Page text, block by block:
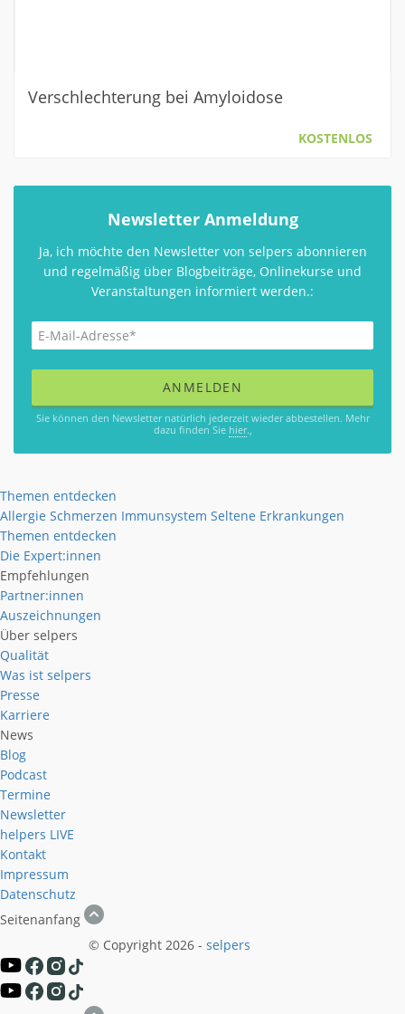
Verschlechterung bei Amyloidose
KOSTENLOS
Newsletter Anmeldung
Ja, ich möchte den Newsletter von selpers abonnieren
und regelmäßig über Blogbeiträge, Onlinekurse und
Veranstaltungen informiert werden.:
Sie können den Newsletter natürlich jederzeit wieder abbestellen. Mehr
dazu finden Sie hier.,
Themen entdecken
Allergie Schmerzen Immunsystem Seltene Erkrankungen
Themen entdecken
Die Expert:innen
Empfehlungen
Partner:innen
Auszeichnungen
Über selpers
Qualität
Was ist selpers
Presse
Karriere
News
Blog
Podcast
Termine
Newsletter
helpers LIVE
Kontakt
Impressum
Datenschutz
Seitenanfang
© Copyright 2026 - selpers